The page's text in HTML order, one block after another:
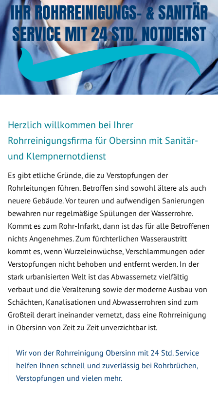
IHR ROHRREINIGUNGS- & SANITÄR
SERVICE MIT 24 STD. NOTDIENST
Herzlich willkommen bei Ihrer
Rohrreinigungsfirma für Obersinn mit Sanitär-
und Klempnernotdienst
Es gibt etliche Gründe, die zu Verstopfungen der
Rohrleitungen führen. Betroffen sind sowohl ältere als auch
neuere Gebäude. Vor teuren und aufwendigen Sanierungen
bewahren nur regelmäßige Spülungen der Wasserrohre.
Kommt es zum Rohr-Infarkt, dann ist das für alle Betroffenen
nichts Angenehmes. Zum fürchterlichen Wasseraustritt
kommt es, wenn Wurzeleinwüchse, Verschlammungen oder
Verstopfungen nicht behoben und entfernt werden. In der
stark urbanisierten Welt ist das Abwassernetz vielfältig
verbaut und die Veralterung sowie der moderne Ausbau von
Schächten, Kanalisationen und Abwasserrohren sind zum
Großteil derart ineinander vernetzt, dass eine Rohrreinigung
in Obersinn von Zeit zu Zeit unverzichtbar ist.
Wir von der Rohrreinigung Obersinn mit 24 Std. Service
helfen Ihnen schnell und zuverlässig bei Rohrbrüchen,
Verstopfungen und vielen mehr.